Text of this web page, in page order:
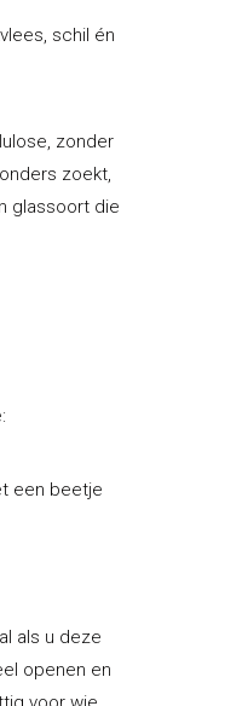
schil én
zonder
zoekt,
glassoort die
een beetje
als u deze
openen en